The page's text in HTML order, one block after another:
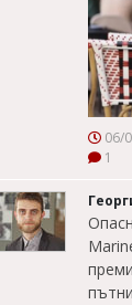
06/
1